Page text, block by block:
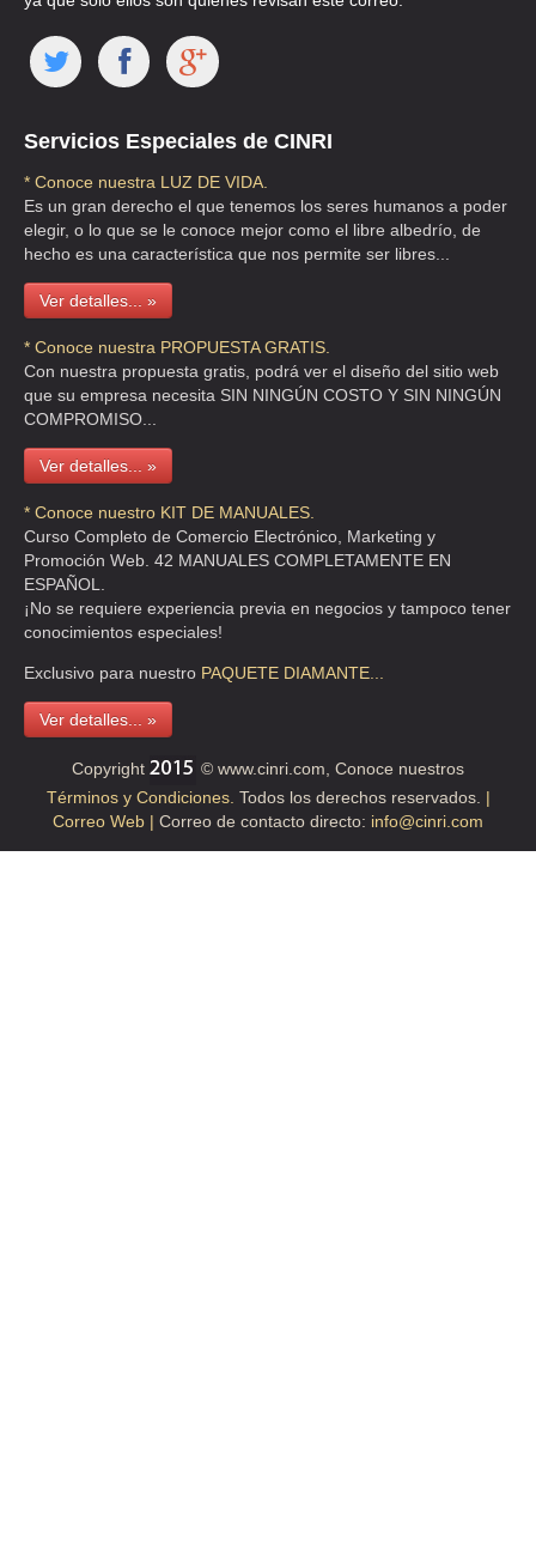
Servicios Especiales de CINRI
* Conoce nuestra LUZ DE VIDA.
Es un gran derecho el que tenemos los seres humanos a poder
elegir, o lo que se le conoce mejor como el libre albedrío, de
hecho es una característica que nos permite ser libres...
Ver detalles... »
* Conoce nuestra PROPUESTA GRATIS.
Con nuestra propuesta gratis, podrá ver el diseño del sitio web
que su empresa necesita SIN NINGÚN COSTO Y SIN NINGÚN
COMPROMISO...
Ver detalles... »
* Conoce nuestro KIT DE MANUALES.
Curso Completo de Comercio Electrónico, Marketing y
Promoción Web. 42 MANUALES COMPLETAMENTE EN
ESPAÑOL.
¡No se requiere experiencia previa en negocios y tampoco tener
conocimientos especiales!
Exclusivo para nuestro PAQUETE DIAMANTE...
Ver detalles... »
Copyright
© www.cinri.com, Conoce nuestros
Términos y Condiciones. Todos los derechos reservados. |
Correo Web | Correo de contacto directo: info@cinri.com